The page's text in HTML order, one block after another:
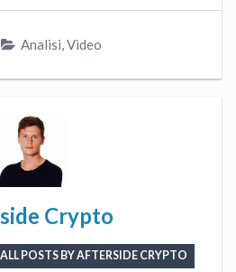
Analisi Video
Crypto
POSTS BY AFTERSIDE CRYPTO